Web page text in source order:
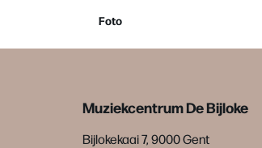
Foto
Muziekcentrum De Bijloke
Bijlokekaai 7, 9000 Gent